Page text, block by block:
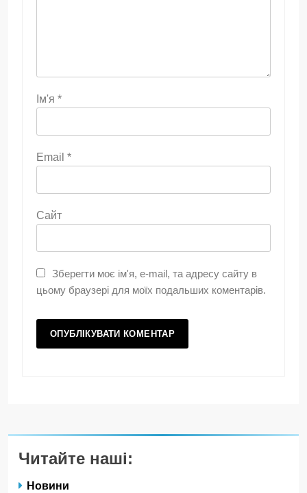
Ім'я *
Email *
Сайт
Зберегти моє ім'я, e-mail, та адресу сайту в
цьому браузері для моїх подальших коментарів.
Читайте наші:
Новини